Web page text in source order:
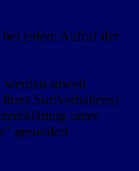
jedem Aufruf der
werden soweit
Surfverhaltens)
unter
gesondert